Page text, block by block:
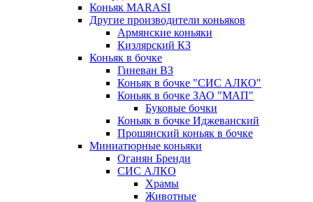
Коньяк MARASI
Другие производители коньяков
Армянские коньяки
Кизлярский КЗ
Коньяк в бочке
Гиневан ВЗ
Коньяк в бочке "СИС АЛКО"
Коньяк в бочке ЗАО "МАП"
Буковые бочки
Коньяк в бочке Иджеванский
Прошянский коньяк в бочке
Миниатюрные коньяки
Оганян Бренди
СИС АЛКО
Храмы
Животные